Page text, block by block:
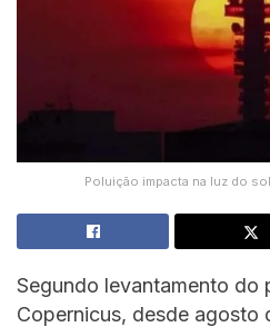
Poluição impacta na luz do
Segundo levantamento do
Copernicus, desde agosto